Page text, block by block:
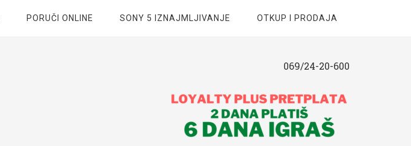
PORUČI ONLINE SONY 5 IZNAJMLJIVANJE OTKUP I PRODAJA
069/24-20-600